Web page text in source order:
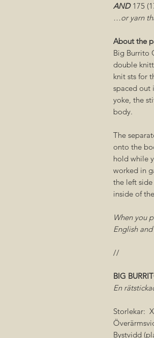
AND175
…or yarn
About the
Big Burrito
double
knit sts for
spaced out
yoke, the
body.
The
onto the
hold while
worked in
the left
inside of
When you
English
//
BIG
En
Storlekar:
Bystvidd